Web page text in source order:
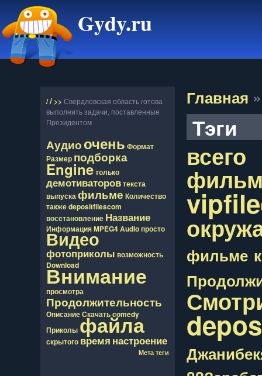
Gydy.ru
// >> Свердловская область готова
выполнить задачи, поставленные
Президентом
Аудиоочень Формат
Размер подборка
Engineтолько
демотиваторовтекста
выпускафильме Количество
такжеdepositfilescom
восcтановление Название
ИнформацияMPEG4Audioпросто
Видео
фотоприколы возможность
Download
Внимание
просмотра
Продолжительность
ОписаниеСкачатьcomedy
Приколыфайла
скрытого время настроение
Мета теги
Главная
Тэги
всего
фильме